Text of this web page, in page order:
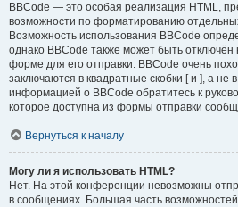
BBCode — это особая реализация HTML,
возможности по форматированию
Возможность использования BBCode
однако BBCode также может быть
форме для его отправки. BBCode очень
заключаются в квадратные скобки [ и ], а не
информацией о BBCode обратитесь к
которое доступна из формы отправки
Вернуться к началу
Могу ли я использовать HTML?
Нет. На этой конференции невозможны
в сообщениях. Большая часть